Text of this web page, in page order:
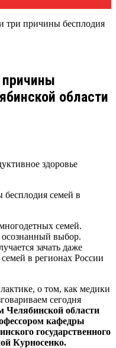
три причины бесплодия
причины
области
здоровье
семей.
выбор.
зачать даже
в регионах России
о том, как медики
сегодня
Челябинской области
кафедры
государственного
Курносенко.